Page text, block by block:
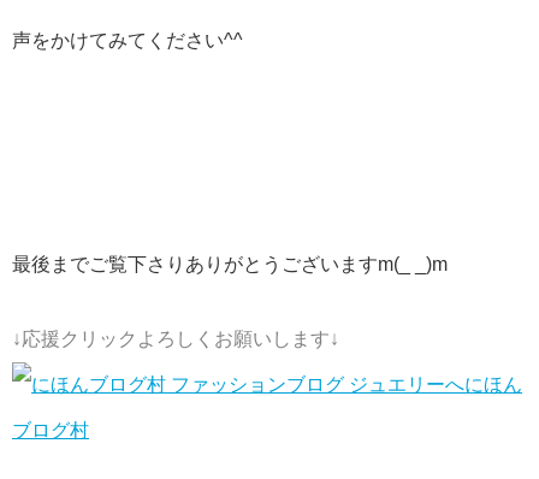
声をかけてみてください^^
最後までご覧下さりありがとうございますm(_ _)m
↓応援クリックよろしくお願いします↓
にほん
ブログ村